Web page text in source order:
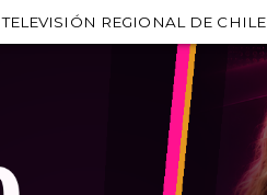
TELEVISIÓN REGIONAL DE CHILE